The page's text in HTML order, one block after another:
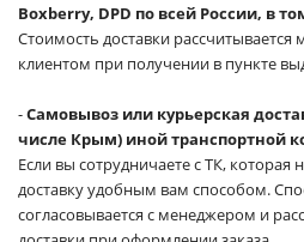
Boxberry, DPD по всей России, в
Стоимость доставки
клиентом при получении в пункте
-Самовывоз или курьерская
числе Крым) иной транспортной
Если вы сотрудничаете с ТК, которая
доставку удобным вам способом.
согласовывается с менеджером и